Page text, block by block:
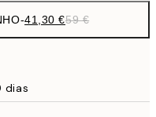
-41,30 €59 €
dias